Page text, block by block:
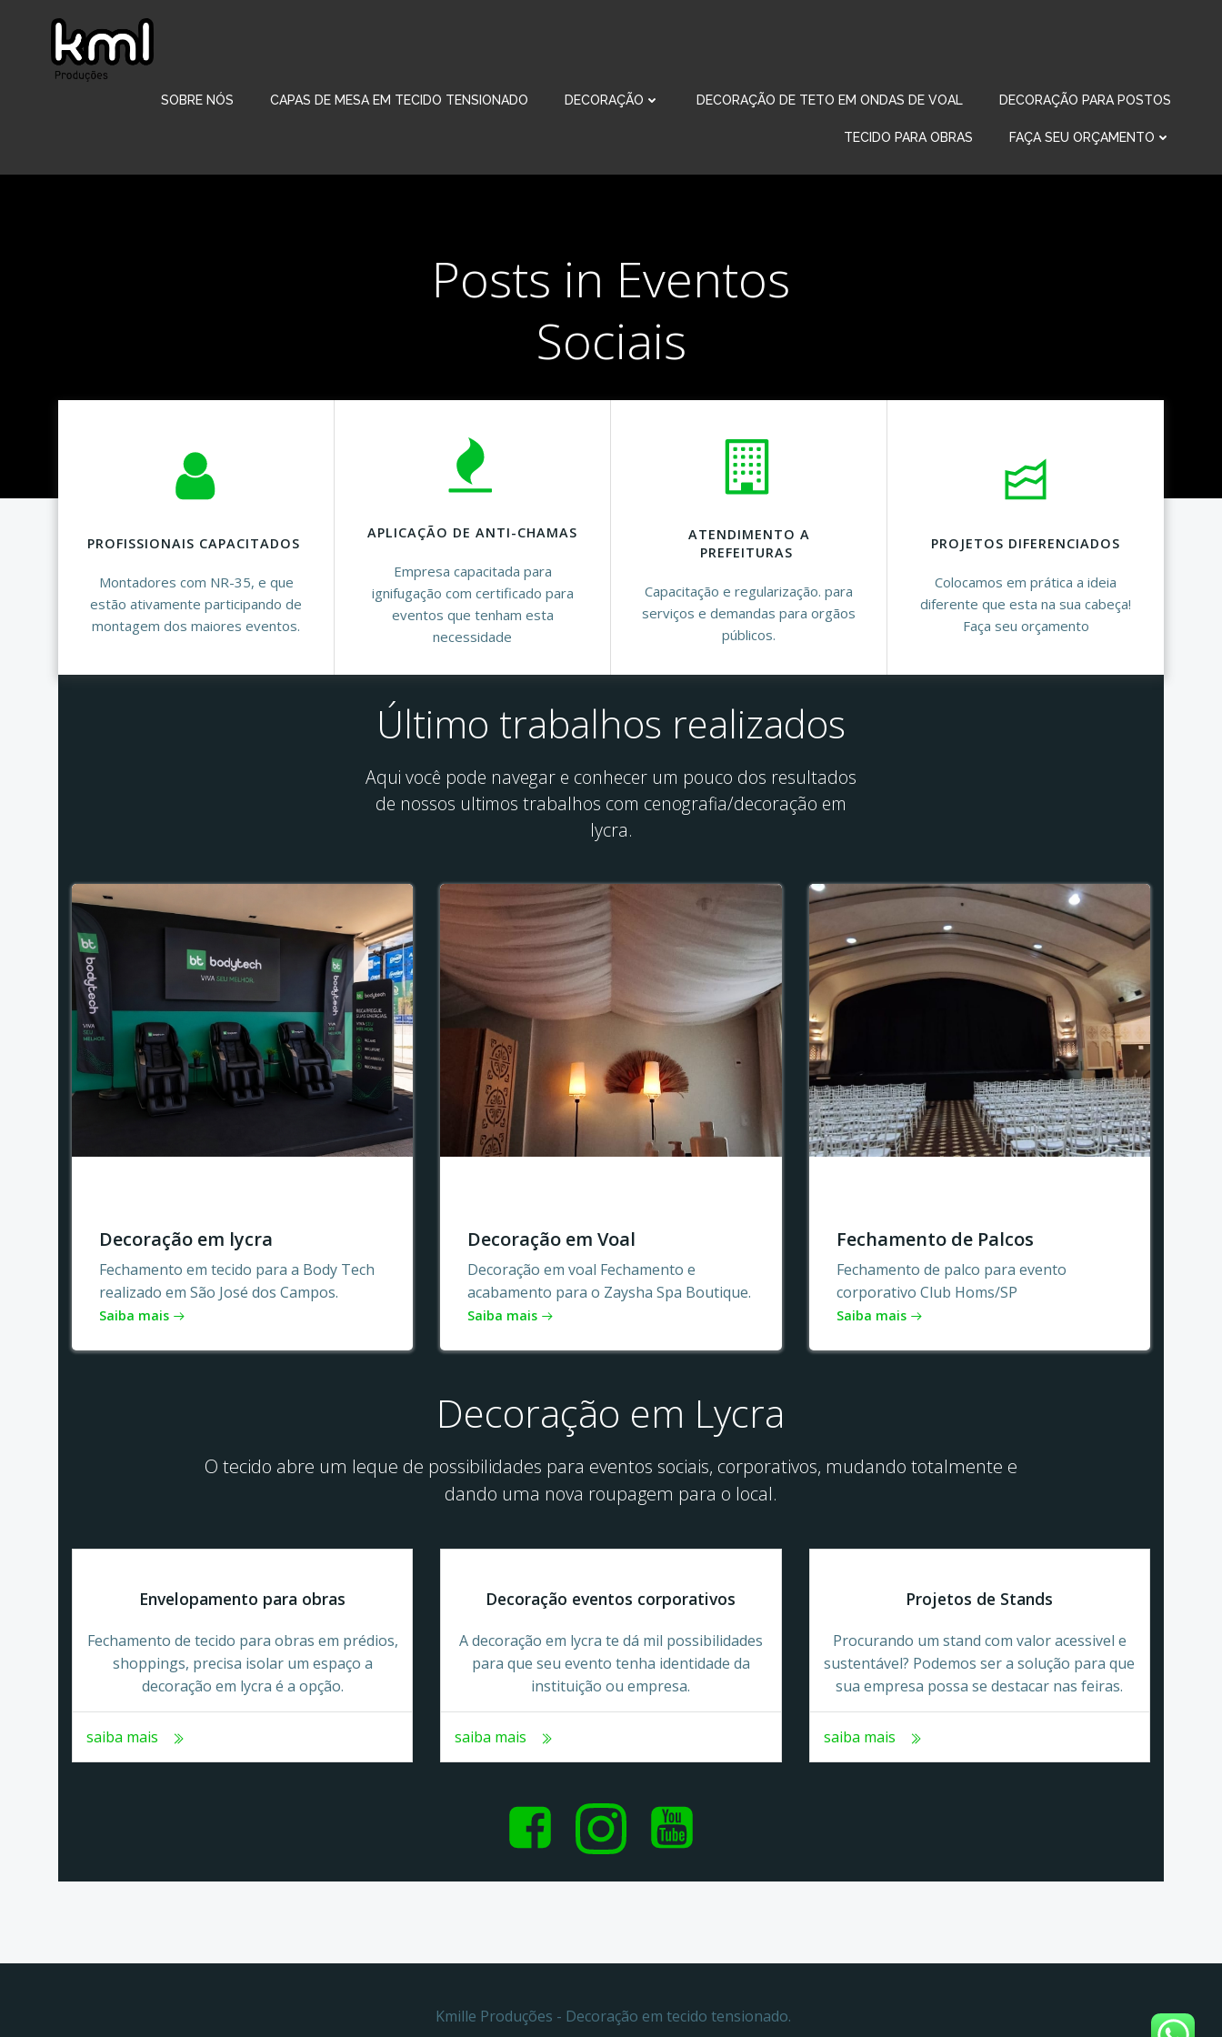
conteúdo
SOBRE NÓS CAPAS DE MESA EM TECIDO TENSIONADO DECORAÇÃO DECORAÇÃO DE TETO EM ONDAS DE VOAL DECORAÇÃO PARA POSTOS
TECIDO PARA OBRAS FAÇA SEU ORÇAMENTO
Posts in Eventos
Sociais
PROFISSIONAIS CAPACITADOS
Montadores com NR-35, e que
estão ativamente participando de
montagem dos maiores eventos.
APLICAÇÃO DE ANTI-CHAMAS
Empresa capacitada para
ignifugação com certificado para
eventos que tenham esta
necessidade
ATENDIMENTO A
PREFEITURAS
Capacitação e regularização. para
serviços e demandas para orgãos
públicos.
PROJETOS DIFERENCIADOS
Colocamos em prática a ideia
diferente que esta na sua cabeça!
Faça seu orçamento
Último trabalhos realizados
Aqui você pode navegar e conhecer um pouco dos resultados
de nossos ultimos trabalhos com cenografia/decoração em
lycra.
Decoração em lycra
Fechamento em tecido para a Body Tech
realizado em São José dos Campos.
Saiba mais
Decoração em Voal
Decoração em voal Fechamento e
acabamento para o Zaysha Spa Boutique.
Saiba mais
Fechamento de Palcos
Fechamento de palco para evento
corporativo Club Homs/SP
Saiba mais
Decoração em Lycra
O tecido abre um leque de possibilidades para eventos sociais, corporativos, mudando totalmente e
dando uma nova roupagem para o local.
Envelopamento para obras
Fechamento de tecido para obras em prédios,
shoppings, precisa isolar um espaço a
decoração em lycra é a opção.
saiba mais
Decoração eventos corporativos
A decoração em lycra te dá mil possibilidades
para que seu evento tenha identidade da
instituição ou empresa.
saiba mais
Projetos de Stands
Procurando um stand com valor acessivel e
sustentável? Podemos ser a solução para que
sua empresa possa se destacar nas feiras.
saiba mais
Kmille Produções - Decoração em tecido tensionado.